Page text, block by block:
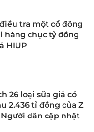
tra một cổ đông
hàng chục tỷ đồng
HIUP
26 loại sữa giả có
2.436 tỉ đồng của Z
dân cập nhật